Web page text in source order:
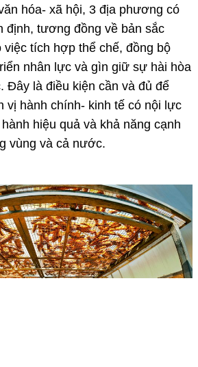
hóa- xã hội, 3 địa phương có
định, tương đồng về bản sắc
việc tích hợp thể chế, đồng bộ
nhân lực và gìn giữ sự hài hòa
Đây là điều kiện cần và đủ để
vị hành chính- kinh tế có nội lực
hiệu quả và khả năng cạnh
vùng và cả nước.